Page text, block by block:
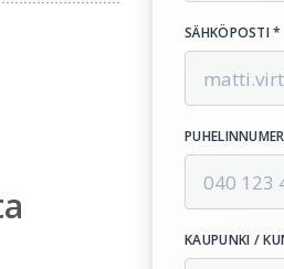
SÄHKÖPOSTI *
KAUPUNKI /